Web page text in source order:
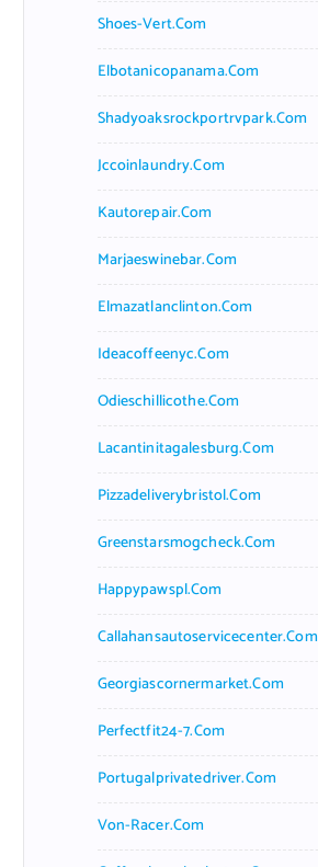
Shoes-Vert.com
Elbotanicopanama.com
Shadyoaksrockportrvpark.com
Jccoinlaundry.com
Kautorepair.com
Marjaeswinebar.com
Elmazatlanclinton.com
Ideacoffeenyc.com
Odieschillicothe.com
Lacantinitagalesburg.com
Pizzadeliverybristol.com
Greenstarsmogcheck.com
Happypawspl.com
Callahansautoservicecenter.com
Georgiascornermarket.com
Perfectfit24-7.com
Portugalprivatedriver.com
Von-Racer.com